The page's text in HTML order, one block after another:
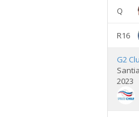
Q
R16
G2
2023